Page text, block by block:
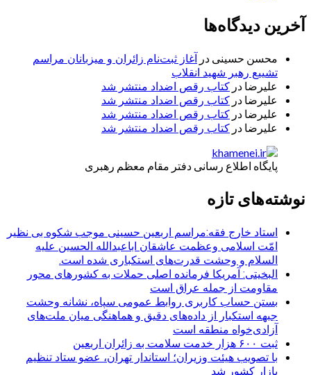
آخرین دیدگاه‌ها
محسن حسینی در آغاز ثبت‌نام زائران و میزبانان مراسم
تشییع رهبر شهید انقلاب
علیرضا در کتاب رقص اضداد منتشر شد
علیرضا در کتاب رقص اضداد منتشر شد
علیرضا در کتاب رقص اضداد منتشر شد
علیرضا در کتاب رقص اضداد منتشر شد
پایگاه اطلاع رسانی دفتر مقام معظم رهبری
نوشته‌های تازه
استاد خارج فقه:مراسم اربعین حسینی موجب شکوه بی نظیر
امّت اسلامی وعظمت عاشقان اباعبدالله الحسین علیه
السلام و وحشت قدرت‌های استکباری شده است.
البخیتی: آمریکا فرمانده اصلی حملات به کشورهای محور
مقاومت از جمله عراق است
بستن حساب کاربری روابط عمومی سپاه، نشانه‌ وحشت
جبهه استکبار از داده‌های دقیق و هماهنگی میان ملت‌های
آزادی‌خواه منطقه است
ثبت ۶۰۰ هزار خدمت سلامت به زائران اربعین
با تصویب هیئت وزیران؛ استاندار تهران، عضو ستاد تنظیم
بازار کشور شد